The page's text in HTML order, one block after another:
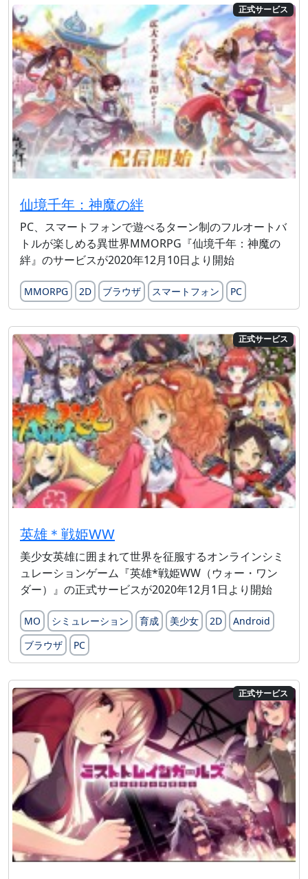
正式サービス
仙境千年：神魔の絆
PC、スマートフォンで遊べるターン制のフルオートバ
トルが楽しめる異世界MMORPG『仙境千年：神魔の
絆』のサービスが2020年12月10日より開始
MMORPG 2D ブラウザ スマートフォン PC
正式サービス
英雄＊戦姫WW
美少女英雄に囲まれて世界を征服するオンラインシミ
ュレーションゲーム『英雄*戦姫WW（ウォー・ワン
ダー）』の正式サービスが2020年12月1日より開始
MO シミュレーション 育成 美少女 2D
Android
ブラウザ
PC
正式サービス